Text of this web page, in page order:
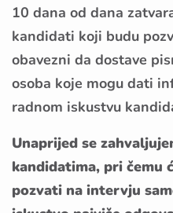
10 dana od dana
kandidati koji budu
obavezni da dostave
osoba koje mogu dati
radnom iskustvu
Unaprijed se
kandidatima, pri čemu
pozvati na intervju